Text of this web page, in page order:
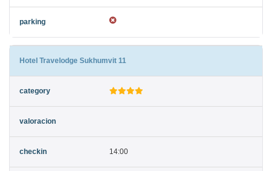
Hotel Travelodge Sukhumvit 11
14:00